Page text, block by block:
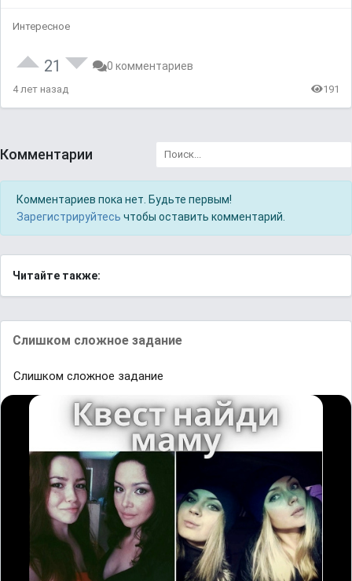
Интересное
21 0 комментариев
4 лет назад 191
Комментарии
Комментариев пока нет. Будьте первым!
Зарегистрируйтесь чтобы оставить комментарий.
Читайте также:
Слишком сложное задание
Слишком сложное задание